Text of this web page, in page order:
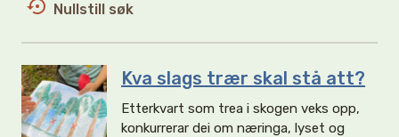
Nullstill søk
Kva slags trær skal stå att?
Etterkvart som trea i skogen veks opp,
konkurrerar dei om næringa, lyset og